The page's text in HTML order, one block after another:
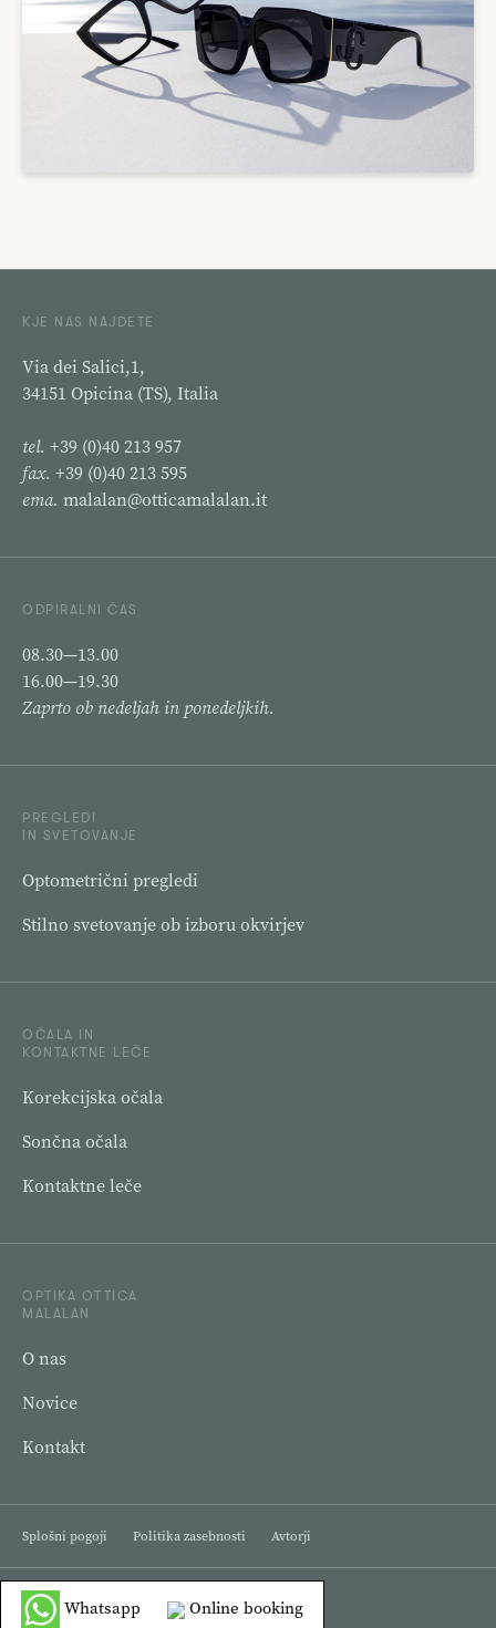
OPTIKA OTTICA
MALALAN
O nas
Novice
Kontakt
OČALA IN
KONTAKTNE LEČE
Korekcijska očala
Sončna očala
Kontaktne leče
PREGLEDI
IN SVETOVANJE
Optometrični pregledi
Stilno svetovanje ob izboru okvirjev
ODPIRALNI ČAS
08.30—13.00
16.00—19.30
Zaprto ob nedeljah in ponedeljkih.
KJE NAS NAJDETE
Via dei Salici,1,
34151 Opicina (TS), Italia
tel. +39 (0)40 213 957
fax. +39 (0)40 213 595
ema. malalan@otticamalalan.it
Splošni pogoji Politika zasebnosti Avtorji
2021 © Ottica Optika Malalan
Whatsapp Online booking